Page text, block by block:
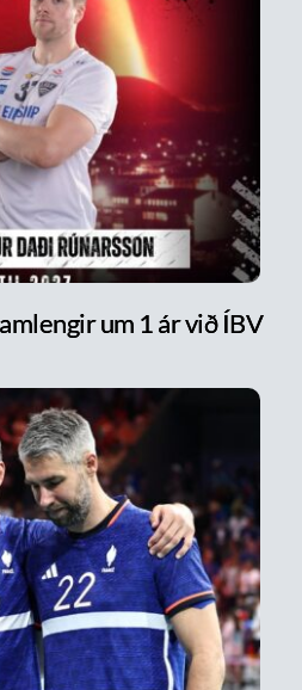
um 1 ár við ÍBV